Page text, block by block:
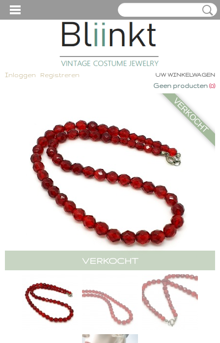
Inloggen Registreren UW WINKELWAGEN
Geen producten (0)
VERKOCHT
VERKOCHT